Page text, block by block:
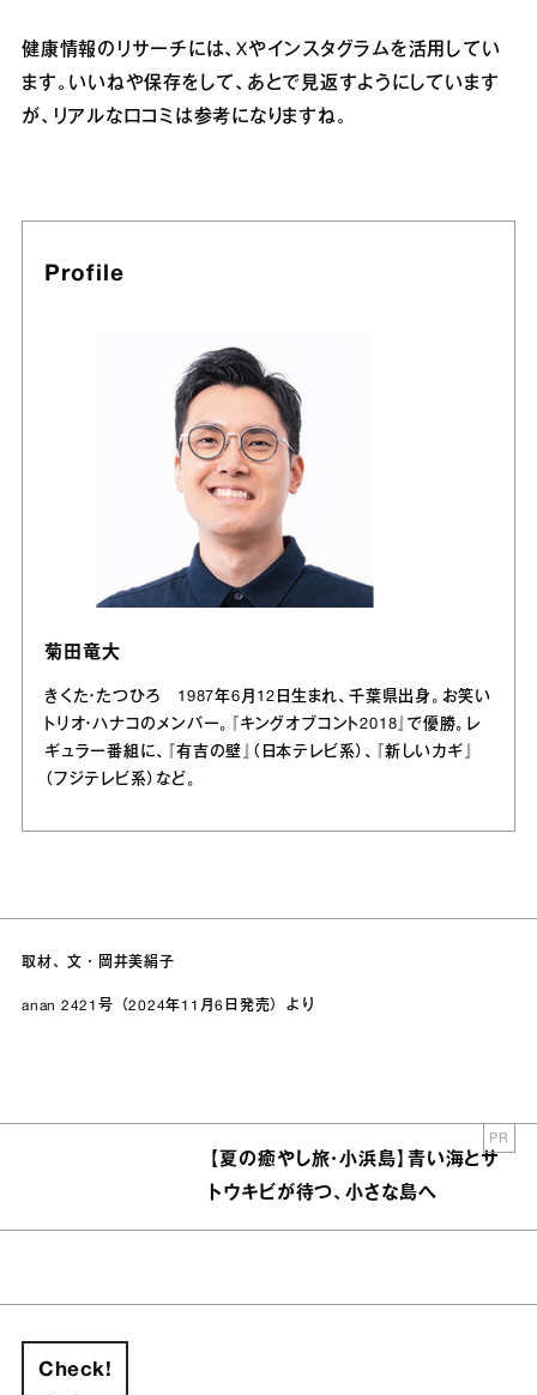
健康情報のリサーチには、Xやインスタグラムを活用してい
ます。いいねや保存をして、あとで見返すようにしています
が、リアルな口コミは参考になりますね。
Profile
菊田竜大
きくた・たつひろ 1987年6月12日生まれ、千葉県出身。お笑い
トリオ・ハナコのメンバー。『キングオブコント2018』で優勝。レ
ギュラー番組に、『有吉の壁』（日本テレビ系）、『新しいカギ』
（フジテレビ系）など。
取材、文・岡井美絹子
anan 2421号（2024年11月6日発売）より
【夏の癒やし旅・小浜島】青い海とサ
トウキビが待つ、小さな島へ
PR
Check!